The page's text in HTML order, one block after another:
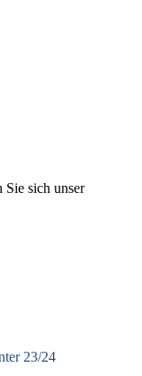
Sie sich unser
23/24